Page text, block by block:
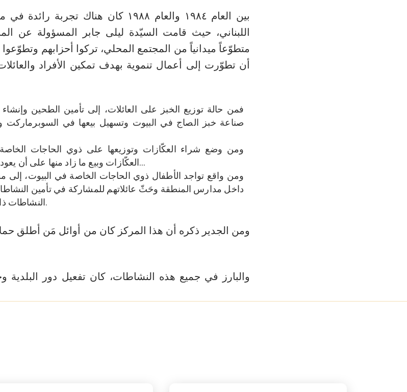
بين العام
۱۹۸٤ والعام ۱۹۸۸ كان هناك تجربة
اللبناني، حيث قامت السيّدة ليلى جابر المسؤولة عن
متطوّعاً ميدانياً من المجتمع المحلي، تركوا أحزابهم
أن تطوّرت إلى أعمال تنموية بهدف تمكين الأفراد
فمن حالة توزيع الخبز على العائلات، إلى تأمين الطحين
صناعة خبز الصاج في البيوت وتسهيل بيعها في
ومن وضع شراء العكّازات وتوزيعها على ذوي الحاجات الخاصة،
العكّازات وبيع ما زاد منها على أن يعود ريعها إلى المعنيين أنفسهم…
ومن واقع تواجد الأطفال ذوي الحاجات الخاصة في البيوت، إلى
داخل مدارس المنطقة وحَثّ عائلاتهم للمشاركة في تأمين
النشاطات ذات الطابع الصحي والوقائي.
ومن الجدير ذكره أن هذا المركز كان من أوائل مَن أطلق
والبارز في جميع هذه النشاطات، كان تفعيل دور